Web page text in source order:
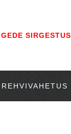
SIRGESTUS